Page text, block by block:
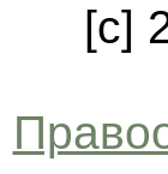
[c]